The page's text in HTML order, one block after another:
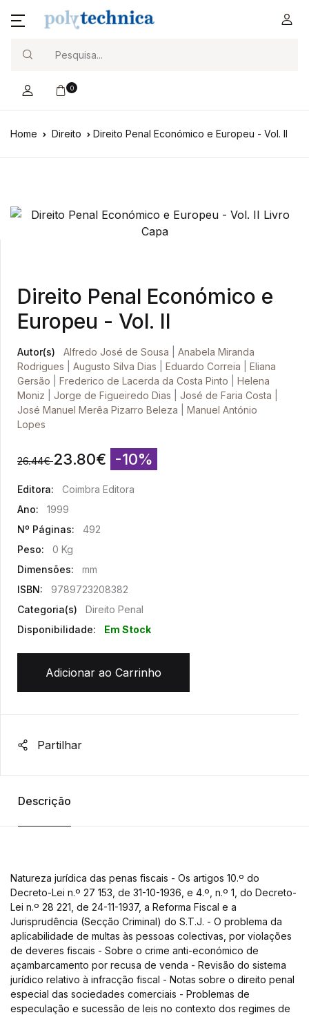
0
Home Direito Direito Penal Económico e Europeu - Vol. II
Direito Penal Económico e
Europeu - Vol. II
Autor(s) Alfredo José de Sousa
Anabela Miranda
Rodrigues
Augusto Silva Dias Eduardo Correia
Eliana
Gersão
Frederico de Lacerda da Costa Pinto
Helena
Moniz
Jorge de Figueiredo Dias José de Faria Costa
José Manuel Merêa Pizarro Beleza
Manuel António
Lopes
26.44€ 23.80€ -10%
Editora:
Coimbra Editora
Ano:
1999
Nº Páginas:
492
Peso:
0 Kg
Dimensões:
mm
ISBN:
9789723208382
Categoria(s)
Direito Penal
Disponibilidade:
Em Stock
Adicionar ao Carrinho
Partilhar
Descrição
Natureza jurídica das penas fiscais - Os artigos 10.º do
Decreto-Lei n.º 27 153, de 31-10-1936, e 4.º, n.º 1, do Decreto-
Lei n.º 28 221, de 24-11-1937, a Reforma Fiscal e a
Jurisprudência (Secção Criminal) do S.T.J. - O problema da
aplicabilidade de multas às pessoas colectivas, por violações
de deveres fiscais - Sobre o crime anti-económico de
açambarcamento por recusa de venda - Revisão do sistema
jurídico relativo à infracção fiscal - Notas sobre o direito penal
especial das sociedades comerciais - Problemas de
especulação e sucessão de leis no contexto dos regimes de